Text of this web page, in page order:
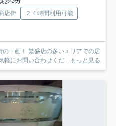
店街
２４時間利用可能
一画！ 繁盛店の多いエリアでの居
軽にお問い合わせくだ... もっと見る